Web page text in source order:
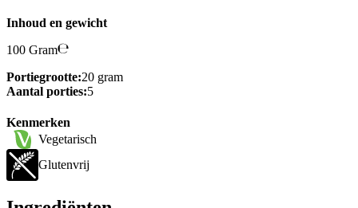
Inhoud en gewicht
100 Gram
Portiegrootte:20 gram
Aantal porties:5
Kenmerken
Vegetarisch
Glutenvrij